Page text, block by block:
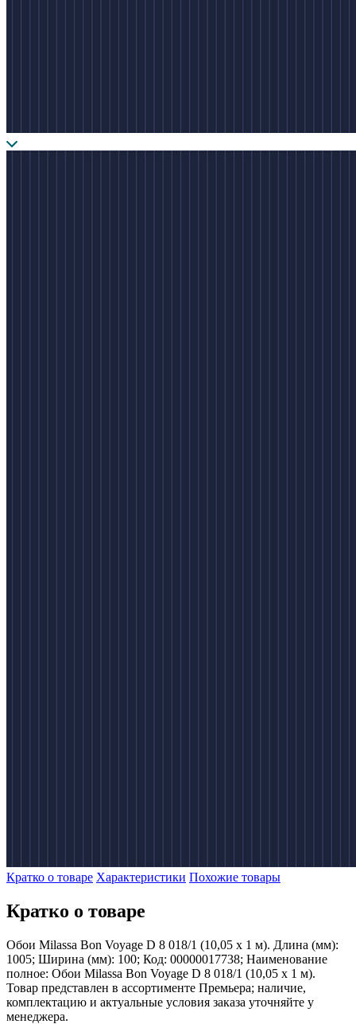
Кратко о товаре Характеристики Похожие товары
Кратко о товаре
Обои Milassa Bon Voyage D 8 018/1 (10,05 х 1 м). Длина (мм):
1005; Ширина (мм): 100; Код: 00000017738; Наименование
полное: Обои Milassa Bon Voyage D 8 018/1 (10,05 х 1 м).
Товар представлен в ассортименте Премьера; наличие,
комплектацию и актуальные условия заказа уточняйте у
менеджера.